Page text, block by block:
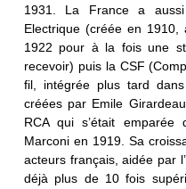
1931. La France a
Electrique (créée en
1922 pour à la fois une
recevoir) puis la CSF
fil, intégrée plus tard
créées par Emile
RCA qui s’était emparée
Marconi en 1919. Sa
acteurs français, aidée par
déjà plus de 10 fois